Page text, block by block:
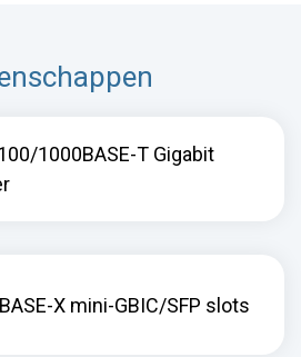
1000BASE-T Gigabit
X mini-GBIC/SFP slots